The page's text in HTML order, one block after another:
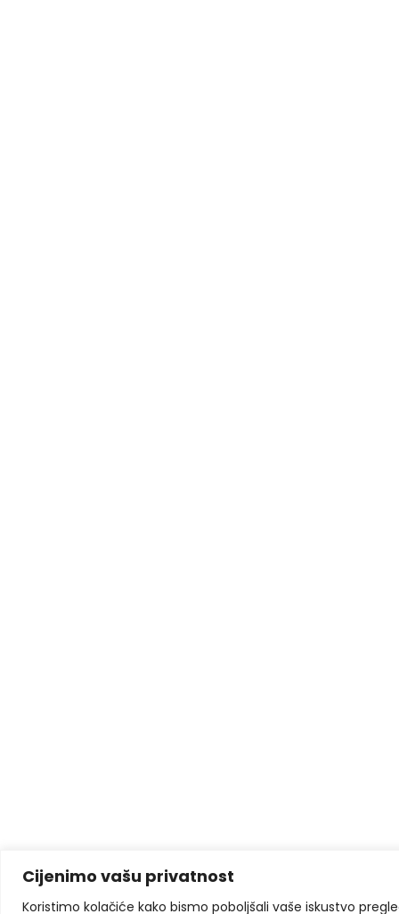
Cijenimo vašu privatnost
Koristimo kolačiće kako bismo poboljšali vaše iskustvo